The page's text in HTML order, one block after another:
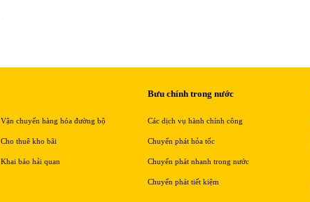
Vận chuyển hàng hóa đường bộ
Cho thuê kho bãi
Khai báo hải quan
Bưu chính trong nước
Các dịch vụ hành chính công
Chuyển phát hỏa tốc
Chuyển phát nhanh trong nước
Chuyển phát tiết kiệm